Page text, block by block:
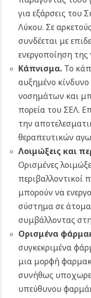
για εξάρσεις του
Λύκου. Σε
συνδέεται με
ενεργοποίηση της
Κάπνισμα.Το
αυξημένο
νοσημάτων και
πορεία του ΣΕΛ.
την
θεραπευτικών
Λοιμώξεις και
Ορισμένες
περιβαλλοντικοί
μπορούν να
σύστημα σε άτομα
συμβάλλοντας
Ορισμένα
συγκεκριμένα
μια μορφή
συνήθως
υπεύθυνου